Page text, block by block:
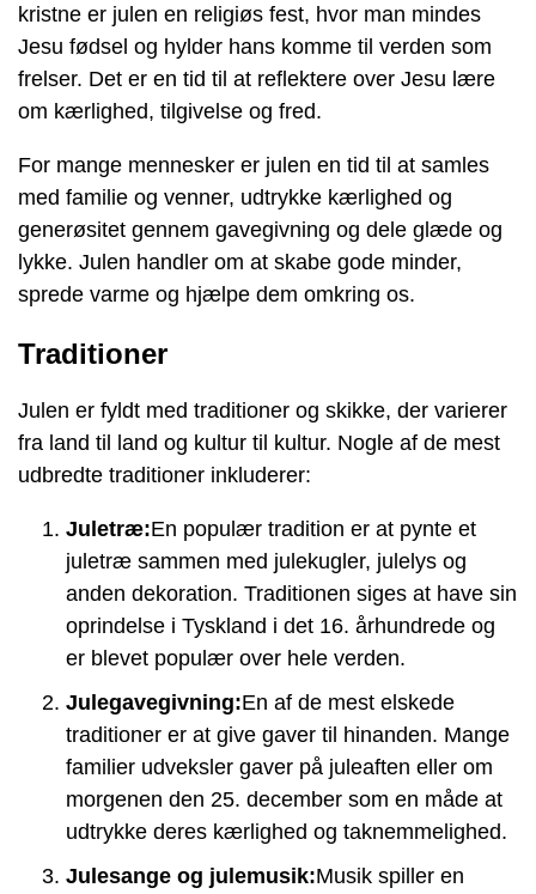
kristne er julen en religiøs fest, hvor man mindes
Jesu fødsel og hylder hans komme til verden som
frelser. Det er en tid til at reflektere over Jesu lære
om kærlighed, tilgivelse og fred.
For mange mennesker er julen en tid til at samles
med familie og venner, udtrykke kærlighed og
generøsitet gennem gavegivning og dele glæde og
lykke. Julen handler om at skabe gode minder,
sprede varme og hjælpe dem omkring os.
Traditioner
Julen er fyldt med traditioner og skikke, der varierer
fra land til land og kultur til kultur. Nogle af de mest
udbredte traditioner inkluderer:
Juletræ:En populær tradition er at pynte et
juletræ sammen med julekugler, julelys og
anden dekoration. Traditionen siges at have sin
oprindelse i Tyskland i det 16. århundrede og
er blevet populær over hele verden.
Julegavegivning:En af de mest elskede
traditioner er at give gaver til hinanden. Mange
familier udveksler gaver på juleaften eller om
morgenen den 25. december som en måde at
udtrykke deres kærlighed og taknemmelighed.
Julesange og julemusik:Musik spiller en